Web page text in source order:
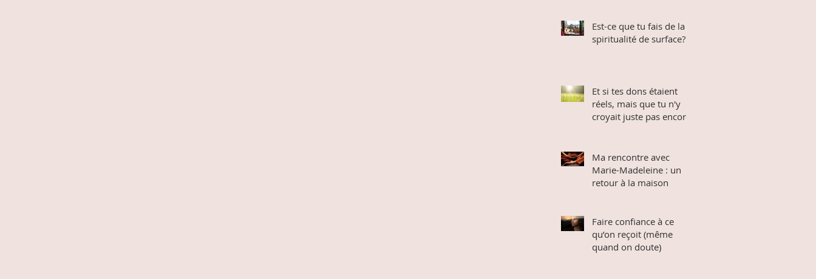
Est-ce que tu fais de la
spiritualité de surface?
Et si tes dons étaient
réels, mais que tu n'y
croyait juste pas encore
Ma rencontre avec
Marie-Madeleine : un
retour à la maison
Faire confiance à ce
qu’on reçoit (même
quand on doute)